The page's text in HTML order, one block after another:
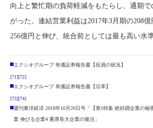
向上と繁忙期の負荷軽減をもたらし、通期で
がった。連結営業利益は2017年3月期の208
256億円と伸び、統合前としては最も高い水
エクシオグループ 有価証券報告書【役員の状況】
[71][72]
エクシオグループ 有価証券報告書【沿革】
[73][74]
週刊東洋経済 2018年10月20日号「【第1特集 絶好調企業の秘
業 伸びる企業4 重厚長大企業の復活」